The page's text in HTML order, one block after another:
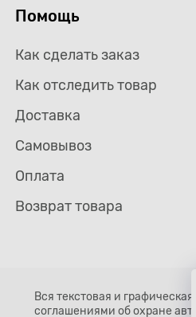
Помощь
Как сделать заказ
Как отследить товар
Доставка
Самовывоз
Оплата
Возврат товара
Вся текстовая и
соглашениями об охране